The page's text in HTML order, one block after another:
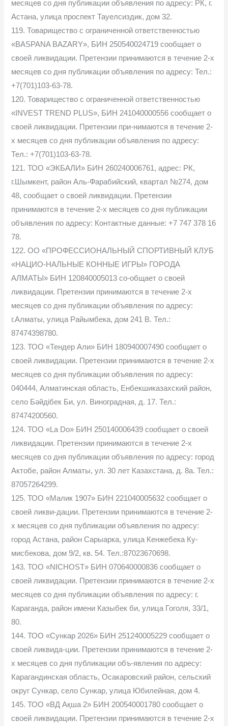
месяцев со дня публикации объявления по адресу: РК, г.
Астана, улица проспект Тауелсиздик, дом 32.
119. Товарищество с ограниченной ответственностью
«BASPANA BAZARY», БИН 250540024719 сообщает о
своей ликвидации. Претензии принимаются в течение 2-х
месяцев со дня публикации объявления по адресу: Тел.:
+7(701)103-63-78.
120. Товарищество с ограниченной ответственностью
«INVEST TREND PLUS», БИН 241040000556 сообщает о
своей ликвидации. Претензии при-нимаются в течение 2-
х месяцев со дня публикации объявления по адресу:
Тел.: +7(701)103-63-78.
121. ТОО «ЭКБАЛИ» БИН 260240006761, адрес: РК,
г.Шымкент, район Аль-Фарабийский, квартал №274, дом
48, сообщает о своей ликвидации. Претензии
принимаются в течение 2-х месяцев со дня публикации
объявления по адресу: Контактные данные: +7 747 378 16
78.
122. ОО «ПРОФЕССИОНАЛЬНЫЙ СПОРТИВНЫЙ КЛУБ
«НАЦИО-НАЛЬНЫЕ КОННЫЕ ИГРЫ» ГОРОДА
АЛМАТЫ» БИН 120840005013 со-общает о своей
ликвидации. Претензии принимаются в течение 2-х
месяцев со дня публикации объявления по адресу:
г.Алматы, улица Райымбека, дом 241 В. Тел.:
87474398780.
123. ТОО «Тендер Али» БИН 180940007490 сообщает о
своей ликвидации. Претензии принимаются в течение 2-х
месяцев со дня публикации объявления по адресу:
040444, Алматинская область, Енбекшиказахский район,
село Бәйдібек Би, ул. Виноградная, д. 17. Тел.:
87474200560.
124. ТОО «La Do» БИН 250140006439 сообщает о своей
ликвидации. Претензии принимаются в течение 2-х
месяцев со дня публикации объявления по адресу: город
Актобе, район Алматы, ул. 30 лет Казахстана, д. 8а. Тел.:
87057264299.
125. ТОО «Малик 1907» БИН 221040005632 сообщает о
своей ликви-дации. Претензии принимаются в течение 2-
х месяцев со дня публикации объявления по адресу:
город Астана, район Сарыарка, улица Кенжебека Ку-
мисбекова, дом 9/2, кв. 54. Тел.:87023670698.
143. ТОО «NICHOST» БИН 070640000836 сообщает о
своей ликвидации. Претензии принимаются в течение 2-х
месяцев со дня публикации объявления по адресу: г.
Караганда, район имени Казыбек би, улица Гоголя, 33/1,
80.
144. ТОО «Сункар 2026» БИН 251240005229 сообщает о
своей ликвида-ции. Претензии принимаются в течение 2-
х месяцев со дня публикации объ-явления по адресу:
Карагандинская область, Осакаровский район, сельский
округ Сункар, село Сункар, улица Юбилейная, дом 4.
145. ТОО «ВД Ақша 2» БИН 200540001780 сообщает о
своей ликвидации. Претензии принимаются в течение 2-х